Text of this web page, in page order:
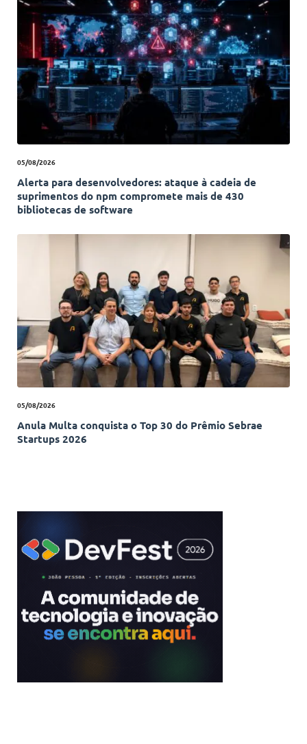
05/08/2026
Alerta para desenvolvedores: ataque à cadeia de
suprimentos do npm compromete mais de 430
bibliotecas de software
05/08/2026
Anula Multa conquista o Top 30 do Prêmio Sebrae
Startups 2026